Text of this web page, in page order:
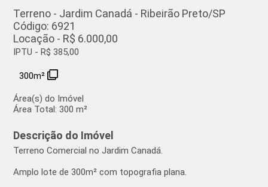
Terreno - Jardim Canadá - Ribeirão Preto/SP
Código: 6921
Locação - R$ 6.000,00
IPTU - R$ 385,00
300m²
Área(s) do Imóvel
Área Total:300 m²
Descrição do Imóvel
Terreno Comercial no Jardim Canadá.
Amplo lote de 300m² com topografia plana.